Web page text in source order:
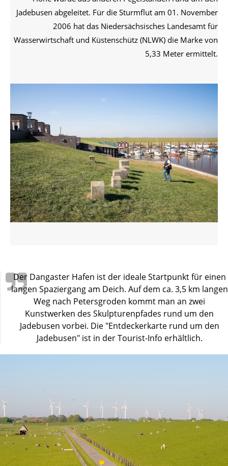
Jadebusen abgeleitet. Für die Sturmflut am 01. November
2006 hat das Niedersächsisches Landesamt für
Wasserwirtschaft und Küstenschütz (NLWK) die Marke von
5,33 Meter ermittelt.
Der Dangaster Hafen ist der ideale Startpunkt für einen
langen Spaziergang am Deich. Auf dem ca. 3,5 km langen
Weg nach Petersgroden kommt man an zwei
Kunstwerken des Skulpturenpfades rund um den
Jadebusen vorbei. Die "Entdeckerkarte rund um den
Jadebusen" ist in der Tourist-Info erhältlich.